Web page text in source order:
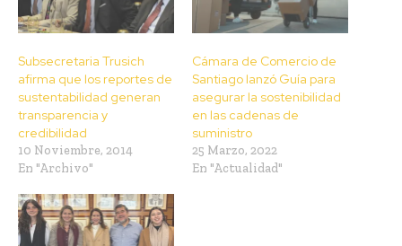
Subsecretaria Trusich
afirma que los reportes de
sustentabilidad generan
transparencia y
credibilidad
10 Noviembre, 2014
En "Archivo"
Cámara de Comercio de
Santiago lanzó Guía para
asegurar la sostenibilidad
en las cadenas de
suministro
25 Marzo, 2022
En "Actualidad"